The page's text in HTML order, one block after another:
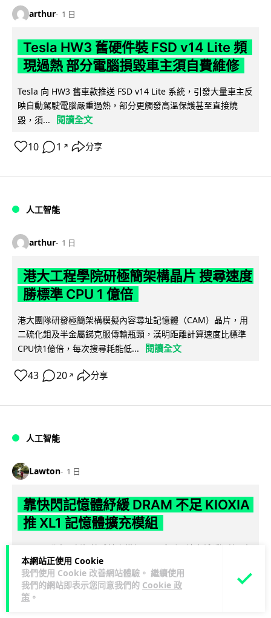
本網站正使用 Cookie
我們使用 Cookie 改善網站體驗。 繼續使用
我們的網站即表示您同意我們的 Cookie 政
策 。
arthur 1 日
Tesla HW3 舊硬件裝 FSD v14 Lite 頻
現過熱 部分電腦損毀車主須自費維修
Tesla 向 HW3 舊車款推送 FSD v14 Lite 系統，引發大量車主反
映自動駕駛電腦嚴重過熱，部分更觸發高溫保護甚至直接燒
毀，須...
閱讀全文
10 1 ↗ 分享
人工智能
arthur 1 日
港大工程學院研極簡架構晶片 搜尋速度
勝標準 CPU 1 億倍
港大團隊研發極簡架構模擬內容尋址記憶體（CAM）晶片，用
二硫化鉬及半金屬銻克服傳輸瓶頸，漢明距離計算速度比標準
CPU快1億倍，每次搜尋耗能低...
閱讀全文
43 20 ↗ 分享
人工智能
Lawton 1 日
靠快閃記憶體紓緩 DRAM 不足 KIOXIA
推 XL1 記憶體擴充模組
KIOXIA 發表全新記憶體擴充模組 XL1 系列，結合低延遲快閃記
憶體 XL-FLASH 與 CXL 介面，將快閃記憶體轉化為記憶體擴充
方... 閱讀全文
86